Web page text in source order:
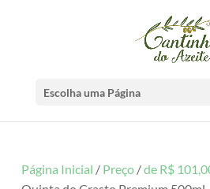
Escolha uma Página
Página Inicial / Preço/de R$